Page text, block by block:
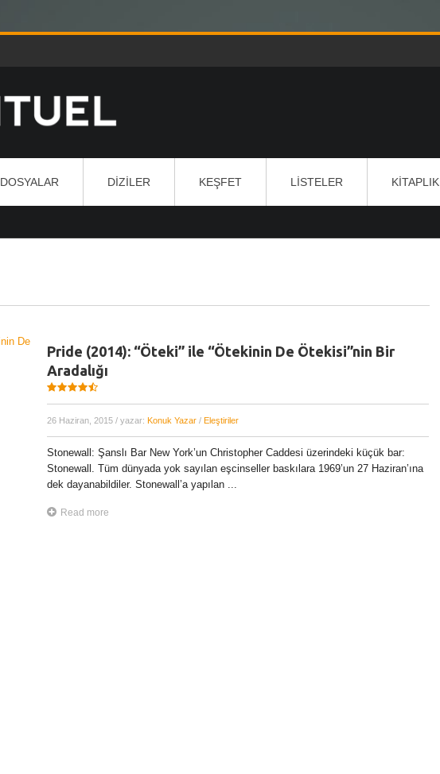
DOSYALAR DIZILER KEŞFET LISTELER KITAPLIK
Pride (2014): “Öteki” ile “Ötekinin De Ötekisi”nin Bir
Aradalığı
26 Haziran, 2015 / yazar: Konuk Yazar/ Eleştiriler
Stonewall: Şanslı Bar New York’un Christopher Caddesi üzerindeki küçük bar:
Stonewall. Tüm dünyada yok sayılan eşcinseller baskılara 1969’un 27 Haziran’ına
dek dayanabildiler. Stonewall’a yapılan ...
Read more